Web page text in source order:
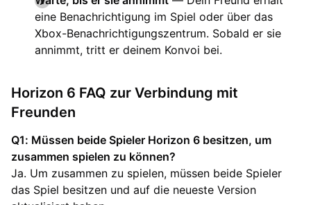
eine Benachrichtigung im Spiel oder über das
Xbox-Benachrichtigungszentrum. Sobald er sie
annimmt, tritt er deinem Konvoi bei.
Horizon 6 FAQ zur Verbindung mit
Freunden
Q1: Müssen beide Spieler Horizon 6 besitzen, um
zusammen spielen zu können?
Ja. Um zusammen zu spielen, müssen beide Spieler
das Spiel besitzen und auf die neueste Version